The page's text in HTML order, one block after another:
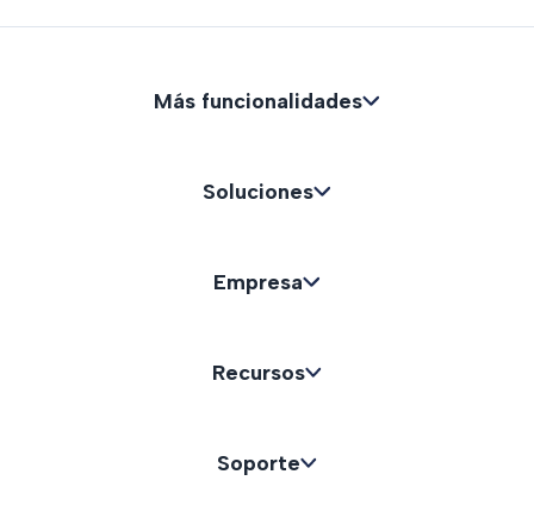
Más funcionalidades
Soluciones
Empresa
Recursos
Soporte